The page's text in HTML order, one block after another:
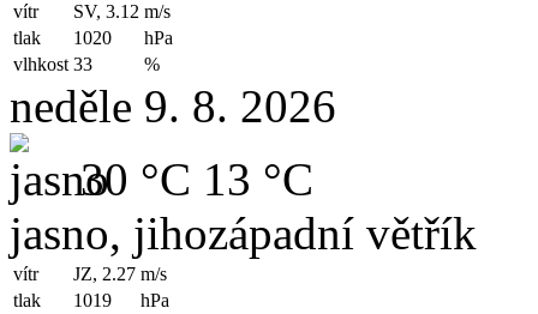
vítr SV, 3.12 m/s
tlak
1020
hPa
vlhkost 33 %
neděle 9. 8. 2026
30 °C 13 °C
jasno, jihozápadní větřík
vítr JZ, 2.27 m/s
tlak
1019
hPa